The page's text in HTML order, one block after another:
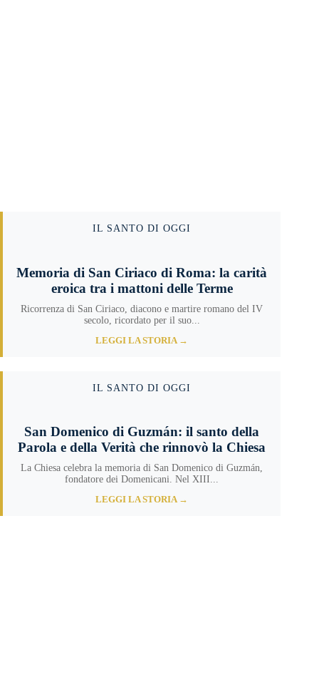
IL SANTO DI OGGI
Memoria di San Ciriaco di Roma: la carità
eroica tra i mattoni delle Terme
Ricorrenza di San Ciriaco, diacono e martire romano del IV
secolo, ricordato per il suo...
LEGGI LA STORIA →
IL SANTO DI OGGI
San Domenico di Guzmán: il santo della
Parola e della Verità che rinnovò la Chiesa
La Chiesa celebra la memoria di San Domenico di Guzmán,
fondatore dei Domenicani. Nel XIII...
LEGGI LA STORIA →